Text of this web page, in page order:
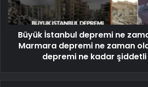
Büyük İstanbul depremi ne
Marmara depremi ne zaman
depremi ne kadar